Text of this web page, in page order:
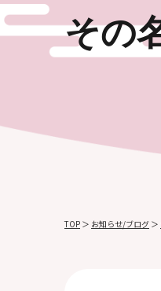
その
TOP ＞ お知らせ/ブログ ＞